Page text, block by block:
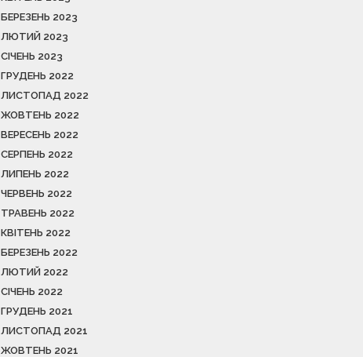
БЕРЕЗЕНЬ 2023
ЛЮТИЙ 2023
СІЧЕНЬ 2023
ГРУДЕНЬ 2022
ЛИСТОПАД 2022
ЖОВТЕНЬ 2022
ВЕРЕСЕНЬ 2022
СЕРПЕНЬ 2022
ЛИПЕНЬ 2022
ЧЕРВЕНЬ 2022
ТРАВЕНЬ 2022
КВІТЕНЬ 2022
БЕРЕЗЕНЬ 2022
ЛЮТИЙ 2022
СІЧЕНЬ 2022
ГРУДЕНЬ 2021
ЛИСТОПАД 2021
ЖОВТЕНЬ 2021